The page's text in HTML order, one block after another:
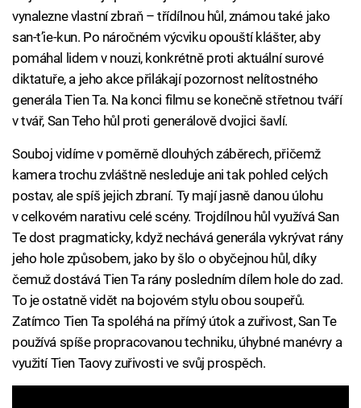
vynalezne vlastní zbraň – třídílnou hůl, známou také jako
san-t’ie-kun. Po náročném výcviku opouští klášter, aby
pomáhal lidem v nouzi, konkrétně proti aktuální surové
diktatuře, a jeho akce přilákají pozornost nelítostného
generála Tien Ta. Na konci filmu se konečně střetnou tváří
v tvář, San Teho hůl proti generálově dvojici šavlí.
Souboj vidíme v poměrně dlouhých záběrech, přičemž
kamera trochu zvláštně nesleduje ani tak pohled celých
postav, ale spíš jejich zbraní. Ty mají jasně danou úlohu
v celkovém narativu celé scény. Trojdílnou hůl využívá San
Te dost pragmaticky, když nechává generála vykrývat rány
jeho hole způsobem, jako by šlo o obyčejnou hůl, díky
čemuž dostává Tien Ta rány posledním dílem hole do zad.
To je ostatně vidět na bojovém stylu obou soupeřů.
Zatímco Tien Ta spoléhá na přímý útok a zuřivost, San Te
používá spíše propracovanou techniku, úhybné manévry a
využití Tien Taovy zuřivosti ve svůj prospěch.